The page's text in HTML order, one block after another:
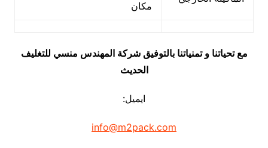
مكان
مع تحياتنا و تمنياتنا بالتوفيق شركة المهندس منسي للتغليف
الحديث
ايميل:
info@m2pack.com